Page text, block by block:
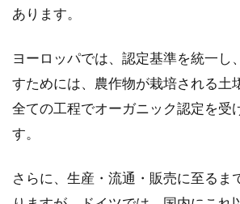
オーガニックドリ
オーガニックをご存知
あります。
ヨーロッパでは、認定基準を統一し
すためには、農作物が栽培される土
全ての工程でオーガニック認定を受
す。
さらに、生産・流通・販売に至るま